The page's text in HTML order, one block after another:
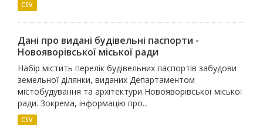
CSV
Дані про видані будівельні паспорти -
Новояворівської міської ради
Набір містить перелік будівельних паспортів забудови
земельної ділянки, виданих Департаментом
містобудування та архітектури Новояворівської міської
ради. Зокрема, інформацію про...
CSV